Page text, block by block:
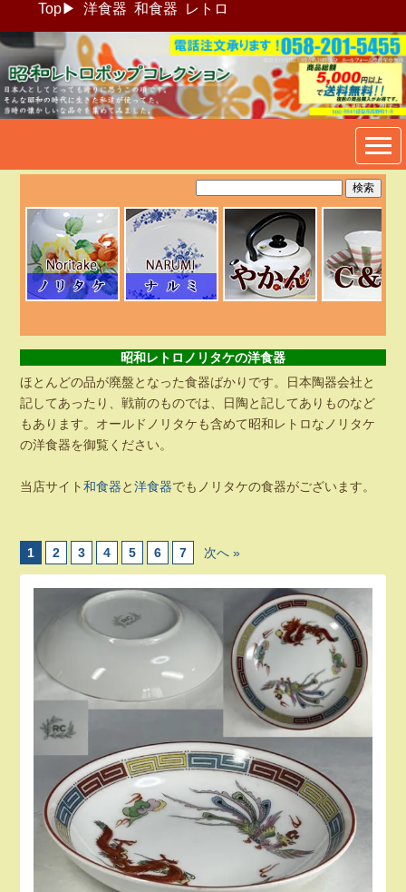
Top▶ 洋食器 和食器 レトロ
昭和レトロポップ食器生活雑
貨通販＠フリマート
昭和レトロノリタケの洋食器
ほとんどの品が廃盤となった食器ばかりです。日本陶器会社と
記してあったり、戦前のものでは、日陶と記してありものなど
もあります。オールドノリタケも含めて昭和レトロなノリタケ
の洋食器を御覧ください。
当店サイト和食器と洋食器でもノリタケの食器がございます。
1 2 3 4 5 6 7 次へ »